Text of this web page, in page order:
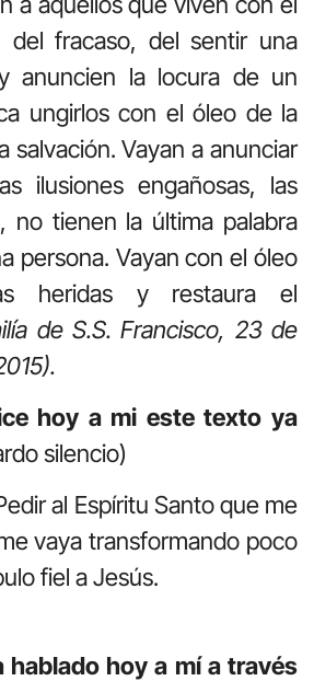
del fracaso, del sentir una
anuncien la locura de un
ungirlos con el óleo de la
salvación. Vayan a anunciar
ilusiones engañosas, las
no tienen la última palabra
persona. Vayan con el óleo
heridas y restaura el
de S.S. Francisco, 23 de
hoy a mi este texto ya
silencio)
al Espíritu Santo que me
vaya transformando poco
fiel a Jesús.
hablado hoy a mí a través